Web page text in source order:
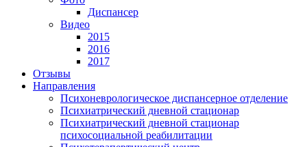
Диспансер
Видео
2015
2016
2017
Отзывы
Направления
Психоневрологическое диспансерное отделение
Психиатрический дневной стационар
Психиатрический дневной стационар
психосоциальной реабилитации